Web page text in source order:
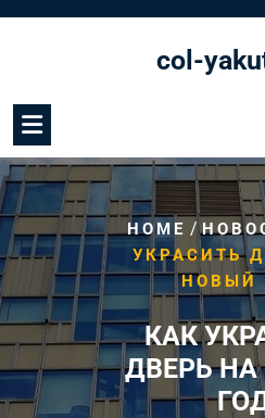
col-
HOME /
УКРАСИТЬ
НОВЫЙ
КАК
ДВЕРЬ